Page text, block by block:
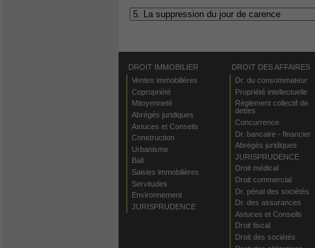
DROIT IMMOBILIER
Ventes immobilières
Copropriété
Mitoyenneté
Abrégés juridiques
Astuces et Conseils
Construction
Urbanisme
Bail
Saisies immobilières
Servitudes
Environnement
JURISPRUDENCE
DROIT DES AFFAIRES
Dr. du consommateur
Propriété intellectuelle
Règlement collectif de
dettes
Concurrence
Dr. bancaire - financier
Abrégés juridiques
JURISPRUDENCE
Droit médical
Droit commercial
Dr. pénal des sociétés
Dr. des assurances
Astuces et Conseils
Droit fiscal
Droit des sociétés